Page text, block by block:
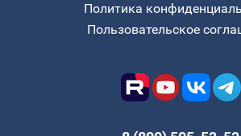
Политика
Пользовательское